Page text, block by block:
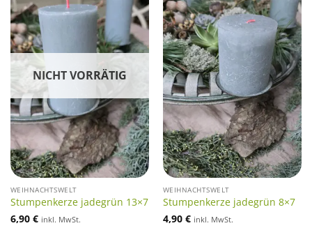
NICHT VORRÄTIG
WEIHNACHTSWELT
Stumpenkerze jadegrün 13×7
6,90 € inkl. MwSt.
WEIHNACHTSWELT
Stumpenkerze jadegrün 8×7
4,90 € inkl. MwSt.